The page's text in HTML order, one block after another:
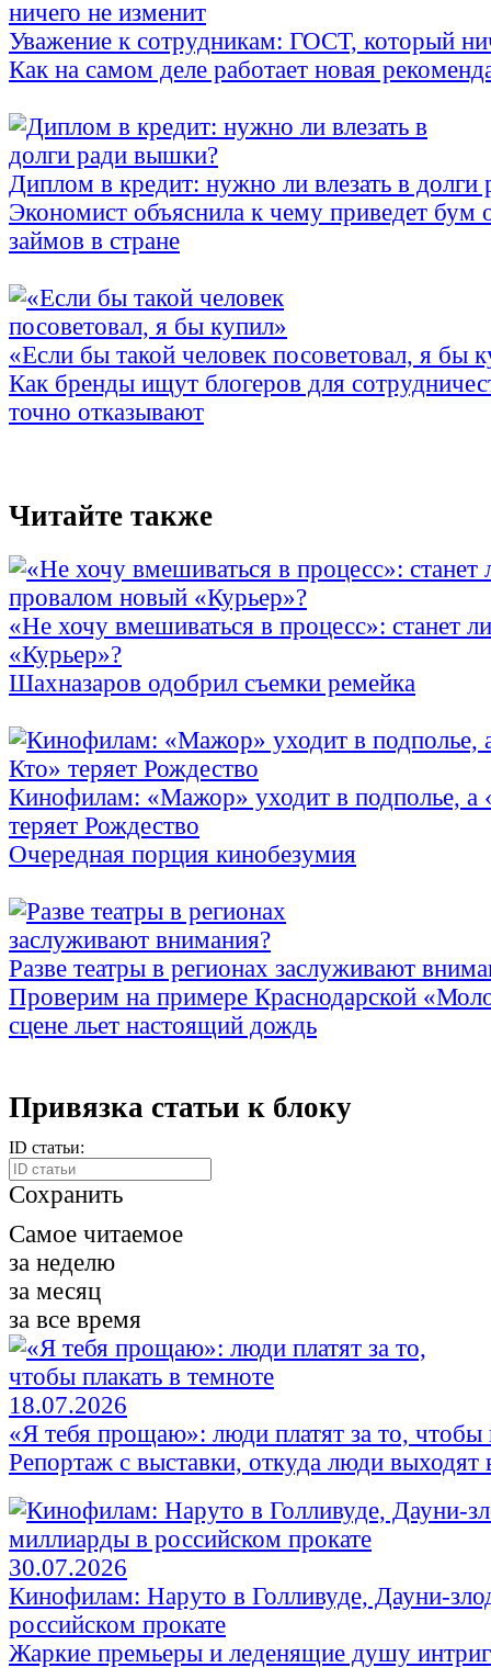
Уважение к сотрудникам: ГОСТ, который
Как на самом деле работает новая
Диплом в кредит: нужно ли влезать в
Экономист объяснила к чему приведет бум
займов в стране
«Если бы такой человек посоветовал, я бы
Как бренды ищут блогеров для
точно отказывают
Читайте также
«Не хочу вмешиваться в процесс»: станет
«Курьер»?
Шахназаров одобрил съемки ремейка
Кинофилам: «Мажор» уходит в подполье, а
теряет Рождество
Очередная порция кинобезумия
Разве театры в регионах заслуживают
Проверим на примере Краснодарской
сцене льет настоящий дождь
Привязка статьи к блоку
ID статьи:
Сохранить
Самое читаемое
за неделю
за месяц
за все время
18.07.2026
«Я тебя прощаю»: люди платят за то, чтобы
Репортаж с выставки, откуда люди выходят
30.07.2026
Кинофилам: Наруто в Голливуде, Дауни-
российском прокате
Жаркие премьеры и леденящие душу